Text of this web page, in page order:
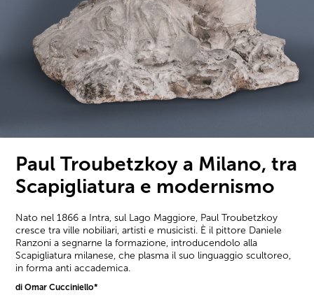
Paul Troubetzkoy a Milano, tra
Scapigliatura e modernismo
Nato nel 1866 a Intra, sul Lago Maggiore, Paul Troubetzkoy
cresce tra ville nobiliari, artisti e musicisti. È il pittore Daniele
Ranzoni a segnarne la formazione, introducendolo alla
Scapigliatura milanese, che plasma il suo linguaggio scultoreo,
in forma anti accademica.
di Omar Cucciniello*